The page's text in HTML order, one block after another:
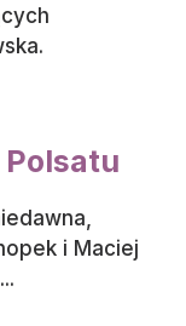
i Maciej